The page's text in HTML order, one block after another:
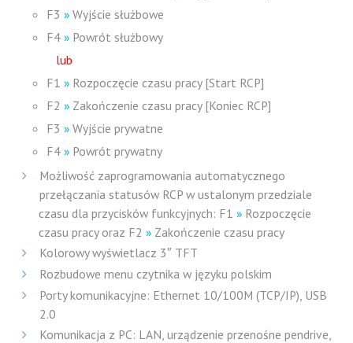
F3» Wyjście służbowe
F4» Powrót służbowy
lub
F1» Rozpoczęcie czasu pracy [Start RCP]
F2» Zakończenie czasu pracy [Koniec RCP]
F3» Wyjście prywatne
F4» Powrót prywatny
Możliwość zaprogramowania automatycznego
przełączania statusów RCP w ustalonym przedziale
czasu dla przycisków funkcyjnych: F1» Rozpoczęcie
czasu pracy oraz F2» Zakończenie czasu pracy
Kolorowy wyświetlacz 3″ TFT
Rozbudowe menu czytnika w języku polskim
Porty komunikacyjne: Ethernet 10/100M (TCP/IP), USB
2.0
Komunikacja z PC: LAN, urządzenie przenośne pendrive,